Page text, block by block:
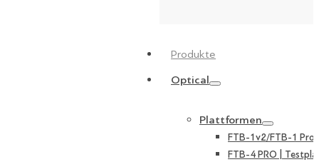
Produkte
Optical
Plattformen
FTB-1v2/FTB-1
FTB-4 PRO |